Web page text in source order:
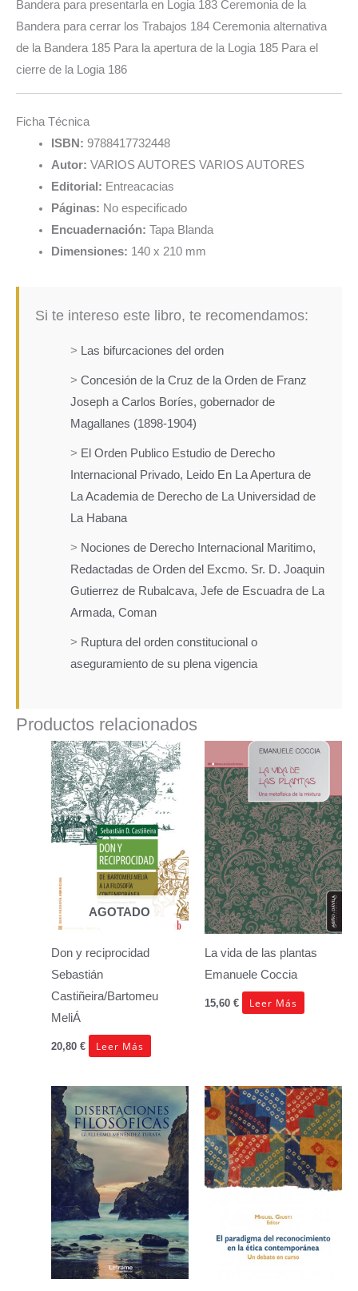
Bandera para presentarla en Logia 183 Ceremonia de la
Bandera para cerrar los Trabajos 184 Ceremonia alternativa
de la Bandera 185 Para la apertura de la Logia 185 Para el
cierre de la Logia 186
Ficha Técnica
ISBN: 9788417732448
Autor: VARIOS AUTORES VARIOS AUTORES
Editorial: Entreacacias
Páginas: No especificado
Encuadernación: Tapa Blanda
Dimensiones: 140 x 210 mm
Si te intereso este libro, te recomendamos:
> Las bifurcaciones del orden
> Concesión de la Cruz de la Orden de Franz
Joseph a Carlos Boríes, gobernador de
Magallanes (1898-1904)
> El Orden Publico Estudio de Derecho
Internacional Privado, Leido En La Apertura de
La Academia de Derecho de La Universidad de
La Habana
> Nociones de Derecho Internacional Maritimo,
Redactadas de Orden del Excmo. Sr. D. Joaquin
Gutierrez de Rubalcava, Jefe de Escuadra de La
Armada, Coman
> Ruptura del orden constitucional o
aseguramiento de su plena vigencia
Productos relacionados
AGOTADO
Don y reciprocidad
Sebastián
Castiñeira/Bartomeu
MeliÁ
20,80 € Leer Más
La vida de las plantas
Emanuele Coccia
15,60 € Leer Más